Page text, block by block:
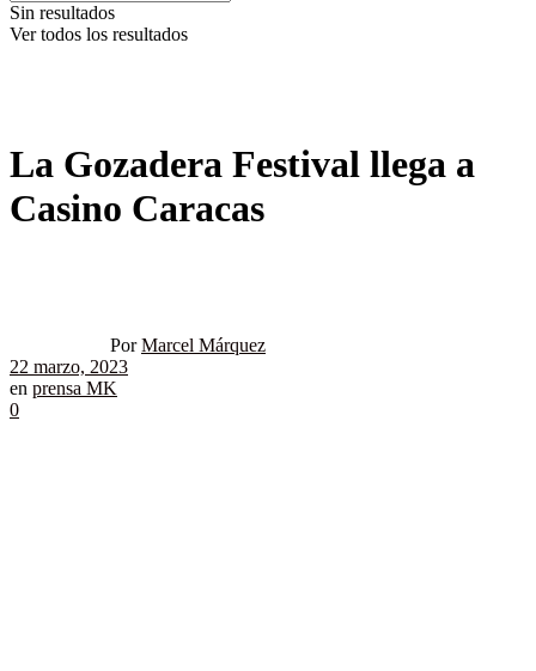
Sin resultados
Ver todos los resultados
La Gozadera Festival llega a
Casino Caracas
Por Marcel Márquez
22 marzo, 2023
en prensa MK
0